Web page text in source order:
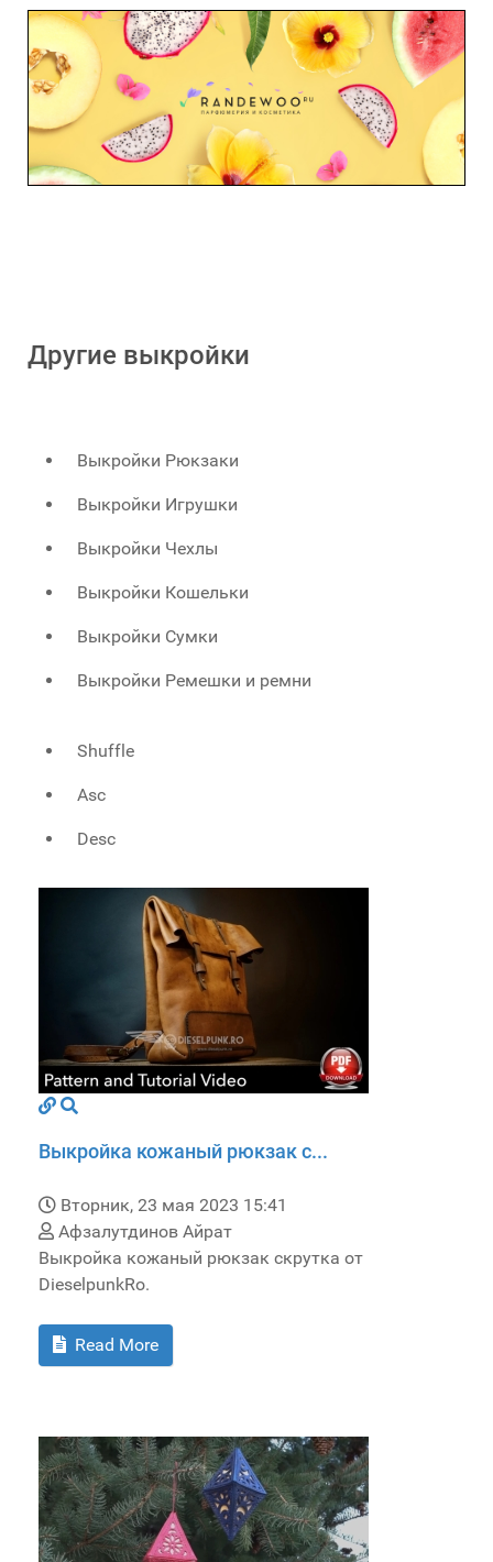
Другие выкройки
Выкройки Рюкзаки
Выкройки Игрушки
Выкройки Чехлы
Выкройки Кошельки
Выкройки Сумки
Выкройки Ремешки и ремни
Shuffle
Asc
Desc
Выкройка кожаный рюкзак с...
Вторник, 23 мая 2023 15:41
Афзалутдинов Айрат
Выкройка кожаный рюкзак скрутка от
DieselpunkRo.
Read More